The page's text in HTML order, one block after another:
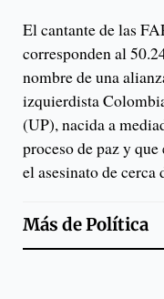
El cantante de las
corresponden al
nombre de una
izquierdista
(UP), nacida a
proceso de paz y
el asesinato de cerca
Más dePolítica